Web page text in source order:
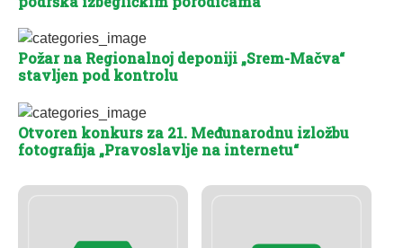
Požar na Regionalnoj deponiji „Srem-Mačva“
stavljen pod kontrolu
Otvoren konkurs za 21. Međunarodnu izložbu
fotografija „Pravoslavlje na internetu“